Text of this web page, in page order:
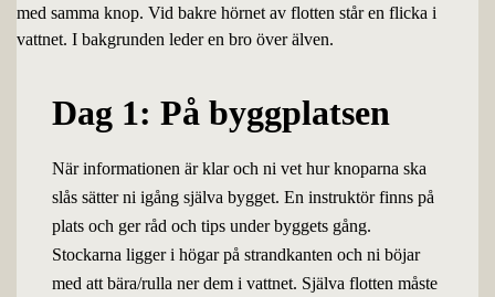
Dag 1: På byggplatsen
När informationen är klar och ni vet hur knoparna ska
slås sätter ni igång själva bygget. En instruktör finns på
plats och ger råd och tips under byggets gång.
Stockarna ligger i högar på strandkanten och ni böjar
med att bära/rulla ner dem i vattnet. Själva flotten måste